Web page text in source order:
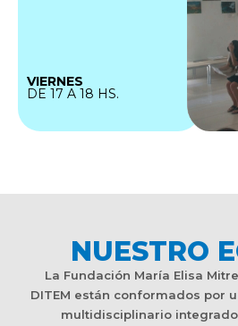
VIERNES
DE 17 A 18 HS.
NUESTRO
La Fundación María Elisa
DITEM están conformados por
multidisciplinario